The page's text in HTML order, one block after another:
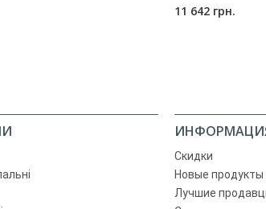
11 642 грн.
Скидки
Новые продукты
Лучшие